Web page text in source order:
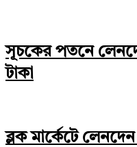
সূচকের পতনে
টাকা
ব্লক মার্কেটে